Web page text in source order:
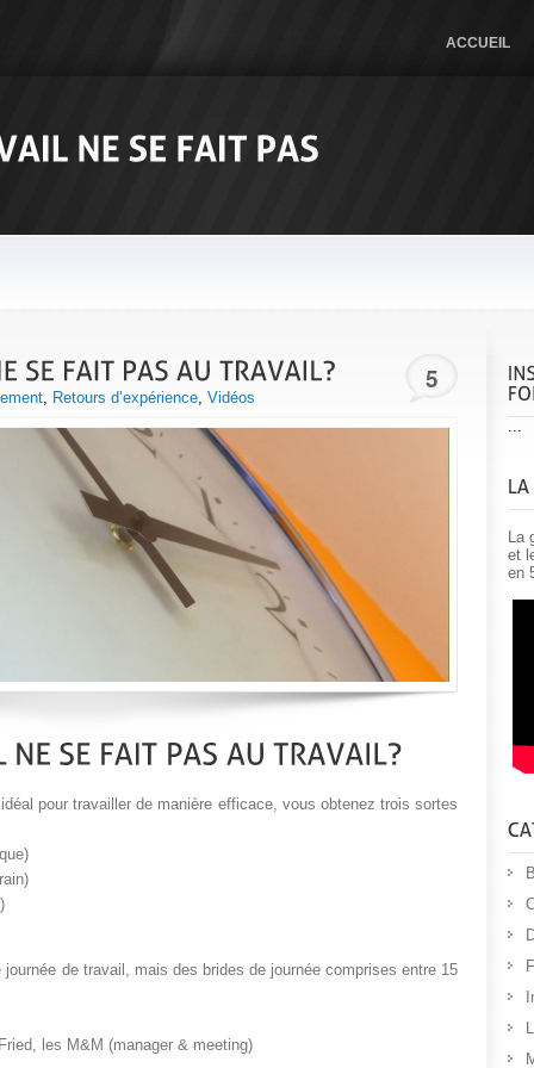
ACCUEIL
, Retours d’expérience, Vidéos
pour travailler de manière efficace, vous obtenez trois sortes
de travail, mais des brides de journée comprises entre 15
les M&M (manager & meeting)
5
La
et
en